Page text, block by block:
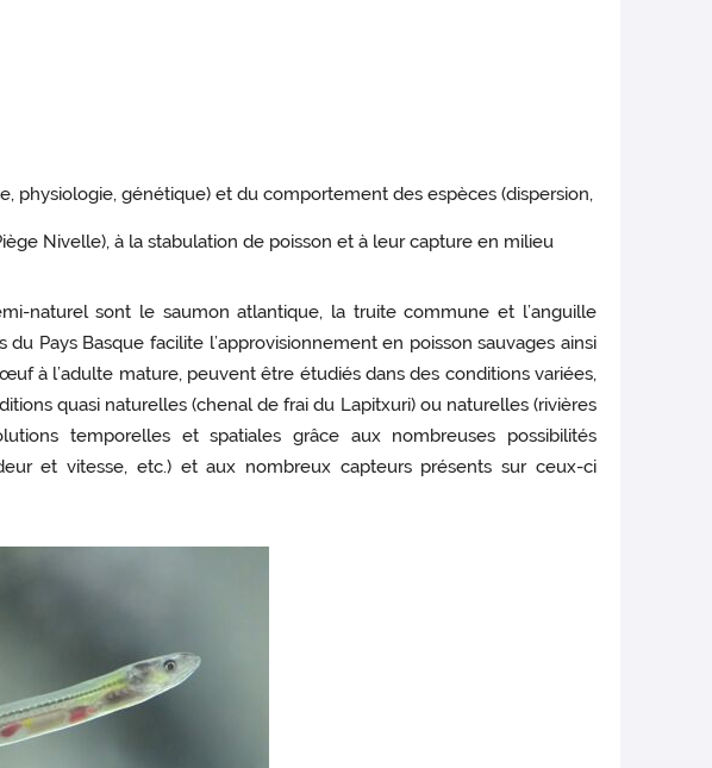
physiologie, génétique) et du comportement des espèces (dispersion,
Nivelle), à la stabulation de poisson et à leur capture en milieu
naturel sont le saumon atlantique, la truite commune et l’anguille
Pays Basque facilite l’approvisionnement en poisson sauvages ainsi
à l’adulte mature, peuvent être étudiés dans des conditions variées,
quasi naturelles (chenal de frai du Lapitxuri) ou naturelles (rivières
temporelles et spatiales grâce aux nombreuses possibilités
et vitesse, etc.) et aux nombreux capteurs présents sur ceux-ci